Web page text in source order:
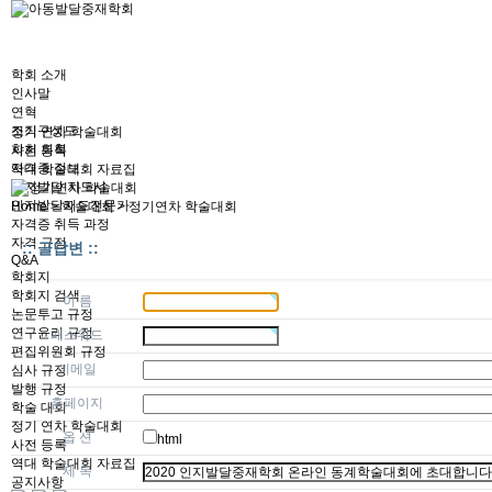
학회 소개
인사말
연혁
조직구성도
학회 회칙
자격증 정보
인지발달 지도사
인지발달지도전문가
자격증 취득 과정
자격 규정
Q&A
학회지
학회지 검색
논문투고 규정
연구윤리 규정
편집위원회 규정
심사 규정
발행 규정
학술 대회
정기 연차 학술대회
사전 등록
역대 학술대회 자료집
공지사항
정기 연차 학술대회
사전 등록
역대 학술대회 자료집
Home > 학술대회 > 정기연차 학술대회
:: 글답변 ::
이 름
패스워드
이메일
홈페이지
옵 션 html
제 목